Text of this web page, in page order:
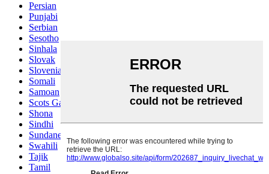
Persian
Punjabi
Serbian
Sesotho
Sinhala
Slovak
Slovenian
Somali
Samoan
Scots Gaelic
Shona
Sindhi
Sundanese
Swahili
Tajik
Tamil